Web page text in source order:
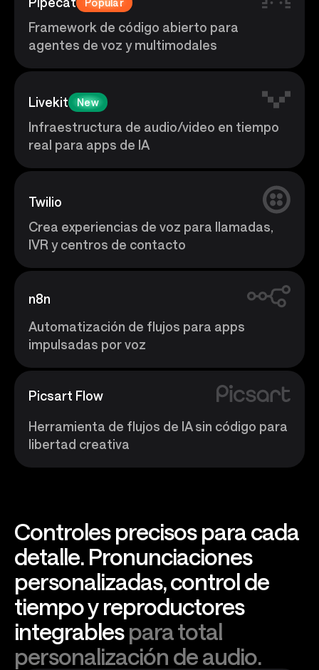
Framework de código abierto para
agentes de voz y multimodales
Livekit New
Infraestructura de audio/video en tiempo
real para apps de IA
Twilio
Crea experiencias de voz para llamadas,
IVR y centros de contacto
n8n
Automatización de flujos para apps
impulsadas por voz
Picsart Flow
Herramienta de flujos de IA sin código para
libertad creativa
Controles precisos para cada
detalle. Pronunciaciones
personalizadas, control de
tiempo y reproductores
integrablespara total
personalización de audio.